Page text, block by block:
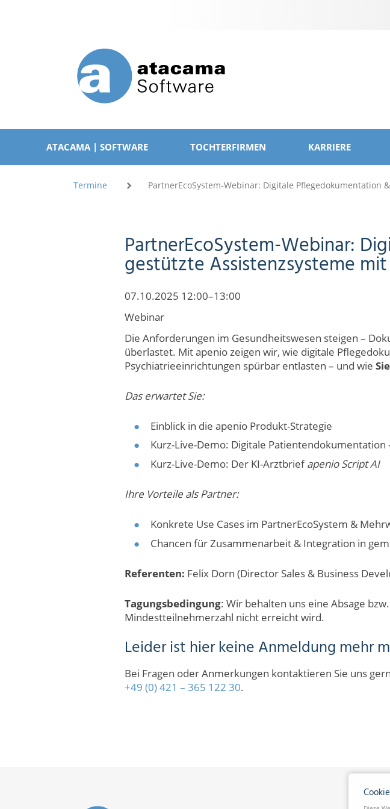
NAVIGATION
ÜBERSPRINGENATACAMA | SOFTWARE TOCHTERFIRMEN KARRIERE
Termine PartnerEcoSystem-Webinar: Digitale Pflegedokumentation
PartnerEcoSystem-Webinar:
gestützte Assistenzsysteme
07.10.2025 12:00–13:00
Webinar
Die Anforderungen im Gesundheitswesen steigen –
überlastet. Mit apenio zeigen wir, wie digitale
Psychiatrieeinrichtungen spürbar entlasten – und wie
Das erwartet Sie:
Einblick in die apenio Produkt-Strategie
Kurz-Live-Demo: Digitale Patientendokumentation
Kurz-Live-Demo: Der KI-Arztbriefapenio Script AI
Ihre Vorteile als Partner:
Konkrete Use Cases im PartnerEcoSystem &
Chancen für Zusammenarbeit & Integration in
Referenten: Felix Dorn (Director Sales & Business
Tagungsbedingung: Wir behalten uns eine Absage
Mindestteilnehmerzahl nicht erreicht wird.
Leider ist hier keine Anmeldung mehr
Bei Fragen oder Anmerkungen kontaktieren Sie uns
+49 (0) 421 – 365 122 30.